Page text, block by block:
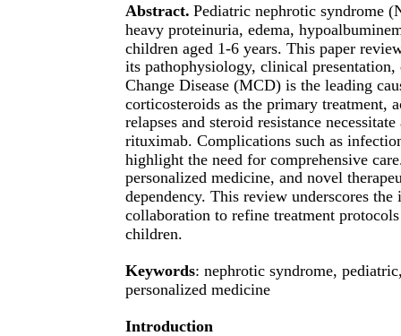
Abstract. Pediatric nephrotic syndrome
heavy proteinuria, edema,
children aged 1-6 years. This paper
its pathophysiology, clinical
Change Disease (MCD) is the leading
corticosteroids as the primary treatment,
relapses and steroid resistance
rituximab. Complications such as
highlight the need for comprehensive
personalized medicine, and novel
dependency. This review underscores
collaboration to refine treatment
children.
Keywords: nephrotic syndrome,
personalized medicine
Introduction